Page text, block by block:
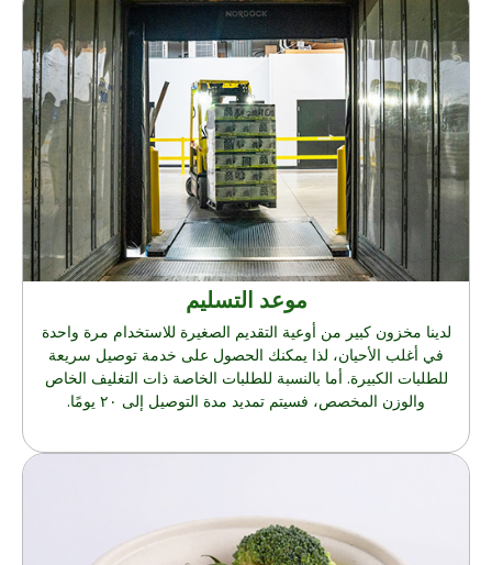
موعد التسليم
لدينا مخزون كبير من أوعية التقديم الصغيرة للاستخدام مرة واحدة
في أغلب الأحيان، لذا يمكنك الحصول على خدمة توصيل سريعة
للطلبات الكبيرة. أما بالنسبة للطلبات الخاصة ذات التغليف الخاص
والوزن المخصص، فسيتم تمديد مدة التوصيل إلى ٢٠ يومًا.